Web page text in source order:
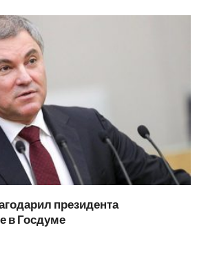
президента
в Госдуме